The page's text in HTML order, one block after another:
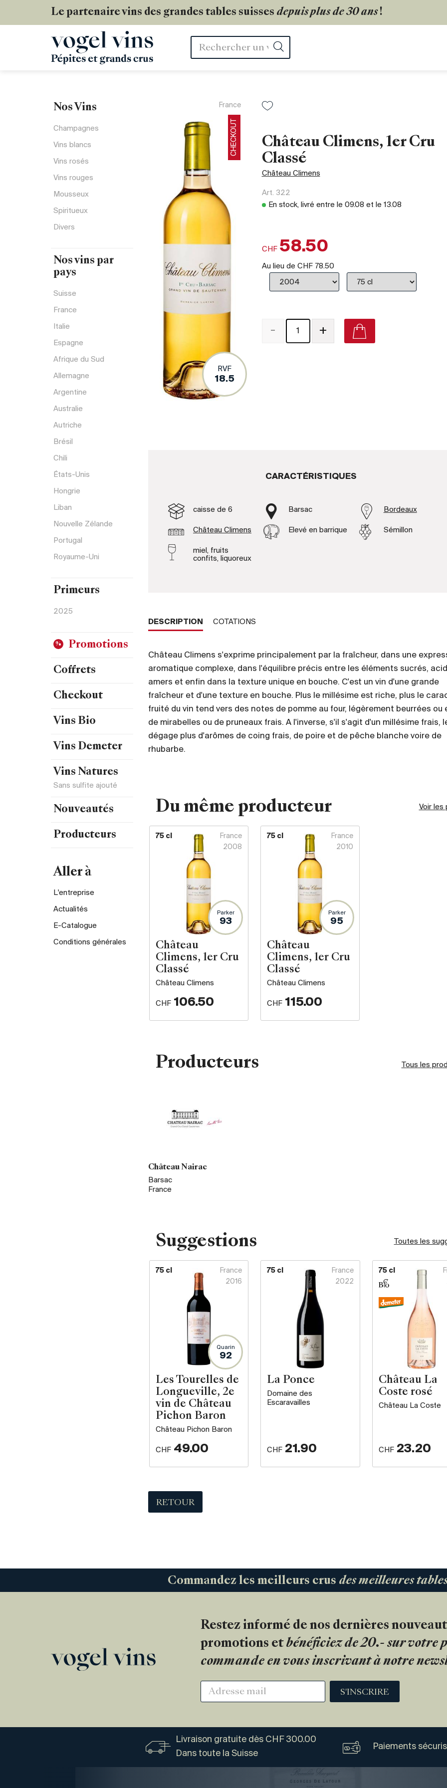
Le partenaire vins des grandes tables suisses depuis plus de 30 ans!
Mots
Nos Vins
Champagnes
Vins blancs
Vins rosés
Vins rouges
Mousseux
Spiritueux
Divers
Nos vins par
pays
Suisse
France
Italie
Espagne
Afrique du Sud
Allemagne
Argentine
Australie
Autriche
Brésil
Chili
États-Unis
Hongrie
Liban
Nouvelle Zélande
Portugal
Royaume-Uni
Primeurs
2025
Promotions
Coffrets
Checkout
Vins Bio
Vins Demeter
Vins Natures
Sans sulfite ajouté
Nouveautés
Producteurs
Aller à
L'entreprise
Actualités
E-Catalogue
Conditions générales
France
CHECKOUT
RVF
18.5
Château Climens, 1er Cru
Classé
Château Climens
Art. 322
En stock, livré entre le 09.08 et le 13.08
CHF 58.50
Au lieu de CHF 78.50
- +
CARACTÉRISTIQUES
caisse de 6 Barsac Bordeaux
Château Climens Elevé en barrique Sémillon
miel, fruits
confits, liquoreux
DESCRIPTION COTATIONS
Château Climens s'exprime principalement par la fraîcheur, dans une
aromatique complexe, dans l'équilibre précis entre les éléments sucrés,
amers et enfin dans la texture unique en bouche. C'est un vin d'une grande
fraîcheur et d'une texture en bouche. Plus le millésime est riche, plus le
fruité du vin tend vers des notes de pomme au four, légèrement beurrées ou
de mirabelles ou de pruneaux frais. A l'inverse, s'il s'agit d'un millésime frais,
dégage plus d'arômes de coing frais, de poire et de pêche blanche voire de
rhubarbe.
Du même producteur Voir les
75 cl
France
2008
Parker
93
Château
Climens, 1er Cru
Classé
Château Climens
CHF 106.50
75 cl
France
2010
Parker
95
Château
Climens, 1er Cru
Classé
Château Climens
CHF 115.00
Producteurs Tous les
Château Nairac
Barsac
France
Suggestions Toutes les
75 cl
France
2016
Quarin
92
Les Tourelles de
Longueville, 2e
vin de Château
Pichon Baron
Château Pichon Baron
CHF 49.00
75 cl
France
2022
La Ponce
Domaine des
Escaravailles
CHF 21.90
75 cl
Château La
Coste rosé
Château La Coste
CHF 23.20
RETOUR
Commandez les meilleurs crus des meilleures
Restez informé de nos dernières
promotions et bénéficiez de 20.- sur votre
commande en vous inscrivant à notre
S'INSCRIRE
Livraison gratuite dès CHF 300.00
Dans toute la Suisse
Paiements
Vogel
Vins